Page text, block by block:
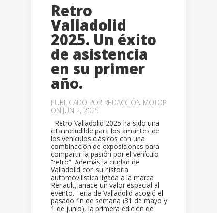
Retro
Valladolid
2025. Un éxito
de asistencia
en su primer
año.
PUBLICADO POR REDACCIÓN MOTOR
ON JUN 2, 2025
Retro Valladolid 2025 ha sido una
cita ineludible para los amantes de
los vehículos clásicos con una
combinación de exposiciones para
compartir la pasión por el vehículo
“retro”. Además la ciudad de
Valladolid con su historia
automovilística ligada a la marca
Renault, añade un valor especial al
evento. Feria de Valladolid acogió el
pasado fin de semana (31 de mayo y
1 de junio), la primera edición de